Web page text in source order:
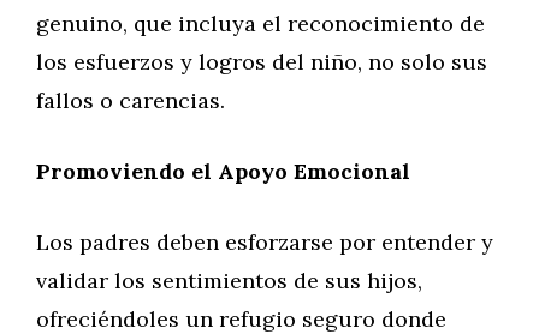
genuino, que incluya el reconocimiento de
los esfuerzos y logros del niño, no solo sus
fallos o carencias.
Promoviendo el Apoyo Emocional
Los padres deben esforzarse por entender y
validar los sentimientos de sus hijos,
ofreciéndoles un refugio seguro donde